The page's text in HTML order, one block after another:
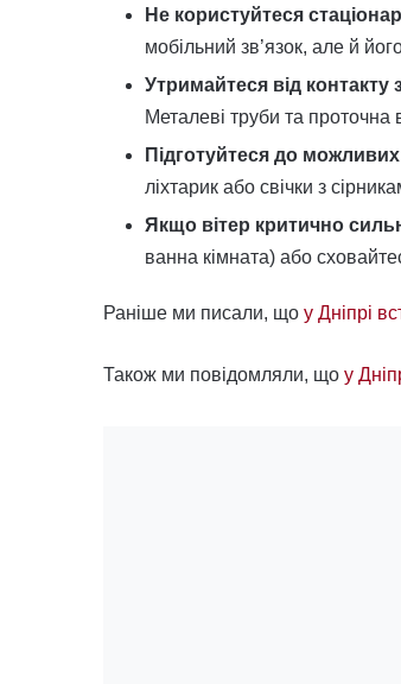
Не користуйтеся
мобільний зв’язок, але й
Утримайтеся від контакту
Металеві труби та
Підготуйтеся до
ліхтарик або свічки з
Якщо вітер критично
ванна кімната) або
Раніше ми писали, що у Дніпрі
Також ми повідомляли, що у